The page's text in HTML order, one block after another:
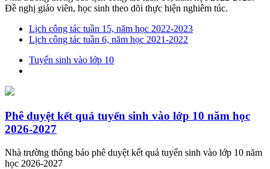
Đề nghị giáo viên, học sinh theo dõi thực hiện nghiêm túc.
Lịch công tác tuần 15, năm học 2022-2023
Lịch công tác tuần 6, năm học 2021-2022
Tuyển sinh vào lớp 10
Phê duyệt kết quả tuyển sinh vào lớp 10 năm học
2026-2027
Nhà trường thông báo phê duyệt kết quả tuyển sinh vào lớp 10 năm
học 2026-2027